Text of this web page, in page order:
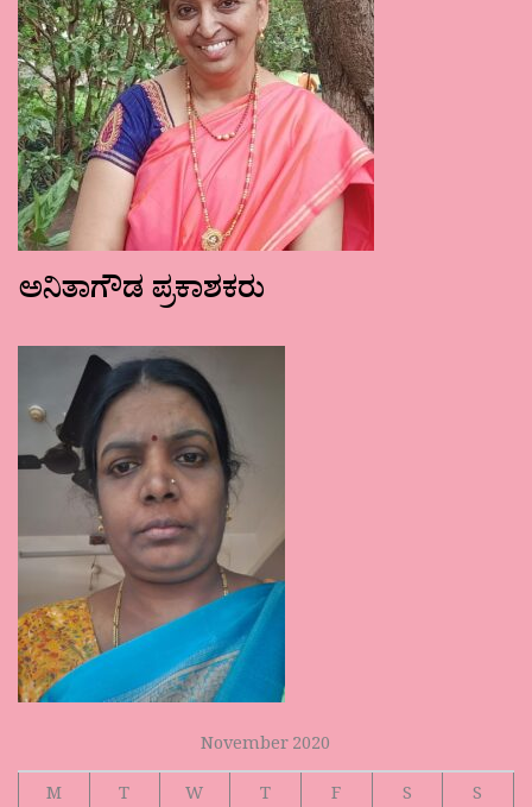
ಅನಿತಾಗೌಡ ಪ್ರಕಾಶಕರು
November 2020
M
T W T F S
S